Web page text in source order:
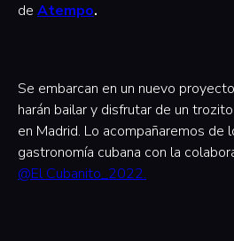
de Atempo.
Se embarcan en un nuevo
harán bailar y disfrutar de un
en Madrid. Lo acompañaremos de
gastronomía cubana con la
@El Cubanito_2022.